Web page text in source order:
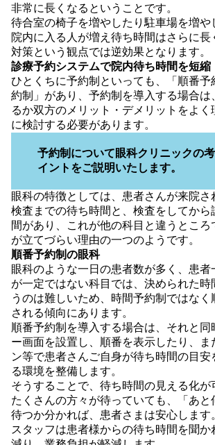
非常に長くなるということです。
待合室の椅子を増やしたり駐車場を増や
院内に入る人が増え待ち時間はさらに長
対策という観点では逆効果となります。
診療予約システムで院内待ち時間を短縮
ひとくちに予約制といっても、「順番予
約制」があり、予約制を導入する場合は
るか双方のメリット・デメリットをよ
に検討する必要があります。
予約制について眼科クリニックの
イントをご説明いたします。
眼科の特徴としては、患者さんが来院さ
検査までの待ち時間と、検査をしてから
間があり、これが他の科目と違うとこ
が立てづらい理由の一つのようです。
順番予約制の眼科
眼科のような一日の患者数が多く、患者
が一定ではない科目では、決められた時
うのは難しいため、時間予約制ではなく
される傾向にあります。
順番予約制を導入する場合は、それと同
ー画面を設置し、順番を表示したり、ま
ン等で患者さんご自身が待ち時間の目安
る環境を整備します。
そうすることで、待ち時間の見える化が
たくさんの方々が待っていても、「あと
待つか分かれば、患者さまは安心します
スタッフは患者様からの待ち時間を聞か